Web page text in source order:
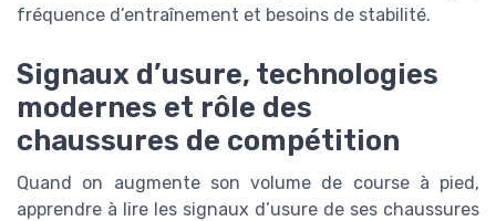
fréquence d’entraînement et besoins de stabilité.
Signaux d’usure, technologies
modernes et rôle des
chaussures de compétition
Quand on augmente son volume de course à pied,
apprendre à lire les signaux d’usure de ses chaussures